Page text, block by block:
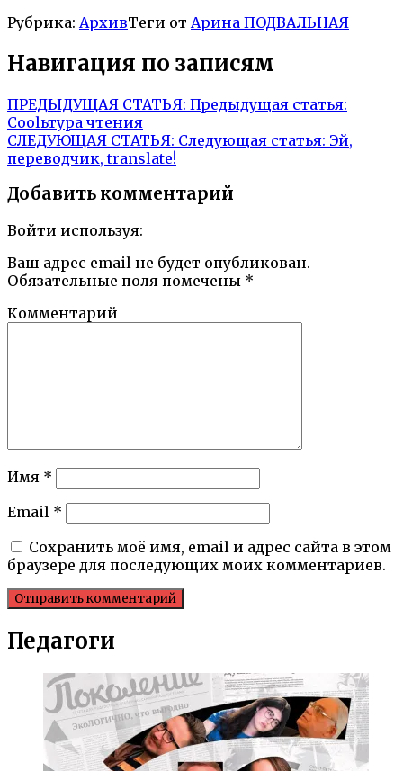
Рубрика: АрхивТеги от Арина ПОДВАЛЬНАЯ
Навигация по записям
ПРЕДЫДУЩАЯ СТАТЬЯ: Предыдущая статья:
Coolьтура чтения
СЛЕДУЮЩАЯ СТАТЬЯ: Следующая статья: Эй,
переводчик, translate!
Добавить комментарий
Войти используя:
Ваш адрес email не будет опубликован.
Обязательные поля помечены *
Комментарий
Имя *
Email *
Сохранить моё имя, email и адрес сайта в этом
браузере для последующих моих комментариев.
Педагоги